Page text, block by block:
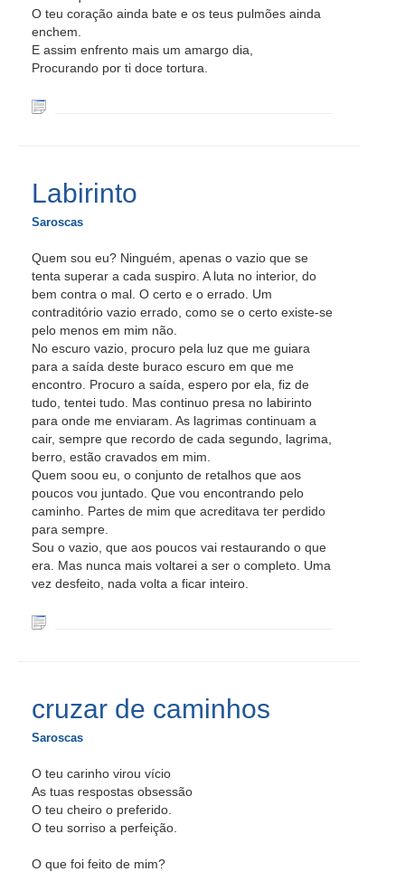
O teu coração ainda bate e os teus pulmões ainda
enchem.
E assim enfrento mais um amargo dia,
Procurando por ti doce tortura.
Labirinto
Saroscas
Quem sou eu? Ninguém, apenas o vazio que se
tenta superar a cada suspiro. A luta no interior, do
bem contra o mal. O certo e o errado. Um
contraditório vazio errado, como se o certo existe-se
pelo menos em mim não.
No escuro vazio, procuro pela luz que me guiara
para a saída deste buraco escuro em que me
encontro. Procuro a saída, espero por ela, fiz de
tudo, tentei tudo. Mas continuo presa no labirinto
para onde me enviaram. As lagrimas continuam a
cair, sempre que recordo de cada segundo, lagrima,
berro, estão cravados em mim.
Quem soou eu, o conjunto de retalhos que aos
poucos vou juntado. Que vou encontrando pelo
caminho. Partes de mim que acreditava ter perdido
para sempre.
Sou o vazio, que aos poucos vai restaurando o que
era. Mas nunca mais voltarei a ser o completo. Uma
vez desfeito, nada volta a ficar inteiro.
cruzar de caminhos
Saroscas
O teu carinho virou vício
As tuas respostas obsessão
O teu cheiro o preferido.
O teu sorriso a perfeição.
O que foi feito de mim?